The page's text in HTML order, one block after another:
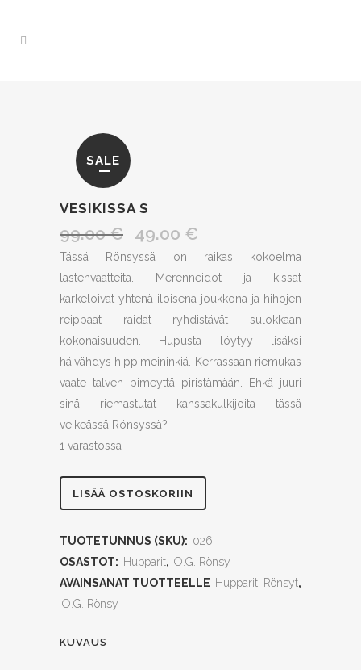
SALE
VESIKISSA S
99.00€
Alkuperäinen
hinta
99.00 €.
49.00 €
hinta
on:
49.00 €.
Tässä Rönsyssä on raikas kokoelma
lastenvaatteita. Merenneidot ja kissat
karkeloivat yhtenä iloisena joukkona ja hihojen
reippaat raidat ryhdistävät sulokkaan
kokonaisuuden. Hupusta löytyy lisäksi
häivähdys hippimeininkiä. Kerrassaan riemukas
vaate talven pimeyttä piristämään. Ehkä juuri
sinä riemastutat kanssakulkijoita tässä
veikeässä Rönsyssä?
1 varastossa
Vesikissa
LISÄÄ OSTOSKORIIN
TUOTETUNNUS (SKU): 026
OSASTOT: Hupparit, O.G. Rönsy
AVAINSANAT TUOTTEELLE Hupparit. Rönsyt,
O.G. Rönsy
KUVAUS